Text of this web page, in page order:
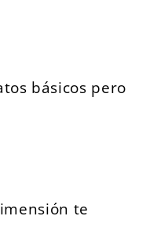
básicos pero
te